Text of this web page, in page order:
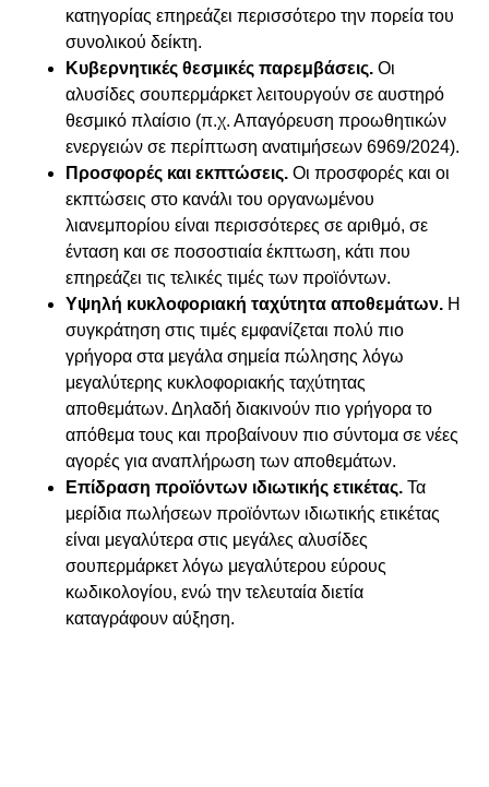
κατηγορίας επηρεάζει περισσότερο την πορεία του
συνολικού δείκτη.
Κυβερνητικές θεσμικές παρεμβάσεις. Οι
αλυσίδες σουπερμάρκετ λειτουργούν σε αυστηρό
θεσμικό πλαίσιο (π.χ. Απαγόρευση προωθητικών
ενεργειών σε περίπτωση ανατιμήσεων 6969/2024).
Προσφορές και εκπτώσεις. Οι προσφορές και οι
εκπτώσεις στο κανάλι του οργανωμένου
λιανεμπορίου είναι περισσότερες σε αριθμό, σε
ένταση και σε ποσοστιαία έκπτωση, κάτι που
επηρεάζει τις τελικές τιμές των προϊόντων.
Υψηλή κυκλοφοριακή ταχύτητα αποθεμάτων. Η
συγκράτηση στις τιμές εμφανίζεται πολύ πιο
γρήγορα στα μεγάλα σημεία πώλησης λόγω
μεγαλύτερης κυκλοφοριακής ταχύτητας
αποθεμάτων. Δηλαδή διακινούν πιο γρήγορα το
απόθεμα τους και προβαίνουν πιο σύντομα σε νέες
αγορές για αναπλήρωση των αποθεμάτων.
Επίδραση προϊόντων ιδιωτικής ετικέτας. Τα
μερίδια πωλήσεων προϊόντων ιδιωτικής ετικέτας
είναι μεγαλύτερα στις μεγάλες αλυσίδες
σουπερμάρκετ λόγω μεγαλύτερου εύρους
κωδικολογίου, ενώ την τελευταία διετία
καταγράφουν αύξηση.